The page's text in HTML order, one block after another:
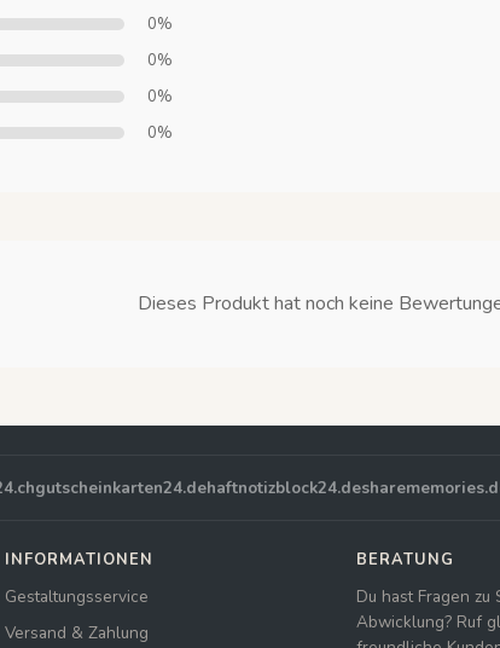
0%
0%
0%
0%
Dieses Produkt hat noch keine
gutscheinkarten24.dehaftnotizblock24.de
INFORMATIONEN
Gestaltungsservice
Versand & Zahlung
BERATUNG
Du hast Fragen zu
Abwicklung? Ruf